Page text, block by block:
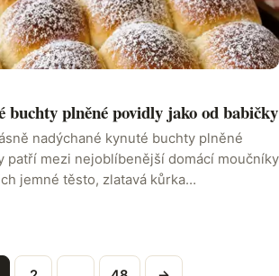
buchty plněné povidly jako od babičky
nadýchané kynuté buchty plněné
patří mezi nejoblíbenější domácí moučníky
jemné těsto, zlatavá kůrka…